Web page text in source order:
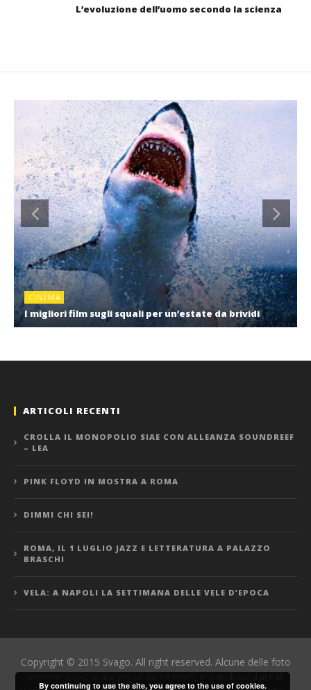
L’evoluzione dell’uomo secondo la scienza
CINEMA
I migliori film sugli squali per un’estate da brividi
ARTICOLI RECENTI
CROLLA IL MONOPOLIO SIAE CON ALLEANZA SOUNDREEF
– LEA
PINK FLOYD IN MOSTRA A ROMA
DIMMI CHI SEI!
ROMA, IL 1 LUGLIO JAZZ E LETTERATURA A PALAZZO
BRASCHI
VELA: A NAPOLI LA SETTIMANA DELLE VELE D’EPOCA
Copyright © 2015 Svago. All right reserved. Alcune delle foto
presenti sono state prese da Internet, e quindi valutate di
By continuing to use the site, you agree to the use of cookies.